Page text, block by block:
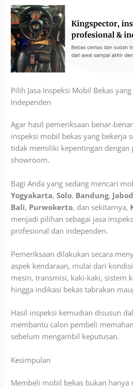
Pilih Jasa Inspeksi Mobil Bekas
Independen
Agar hasil pemeriksaan benar-
inspeksi mobil bekas yang bekerja
tidak memiliki kepentingan dengan
showroom.
Bagi Anda yang sedang mencari
Yogyakarta,Solo, Bandung,
Bali, Purwokerto, dan sekitarnya,
menjadi pilihan sebagai jasa
profesional dan independen.
Pemeriksaan dilakukan secara
aspek kendaraan, mulai dari
mesin, transmisi, kaki-kaki, sistem
hingga indikasi bekas tabrakan
Hasil inspeksi kemudian disusun
membantu calon pembeli
sebelum mengambil keputusan.
Kesimpulan
Membeli mobil bekas bukan hanya